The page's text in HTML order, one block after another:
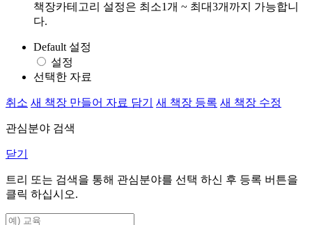
책장카테고리 설정은 최소1개 ~ 최대3개까지 가능합니
다.
Default 설정
설정
선택한 자료
취소 새 책장 만들어 자료 담기 새 책장 등록 새 책장 수정
관심분야 검색
닫기
트리 또는 검색을 통해 관심분야를 선택 하신 후 등록 버튼을
클릭 하십시오.